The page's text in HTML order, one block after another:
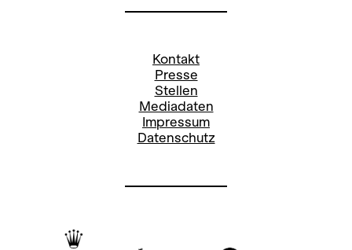
Kontakt
Presse
Stellen
Mediadaten
Impressum
Datenschutz